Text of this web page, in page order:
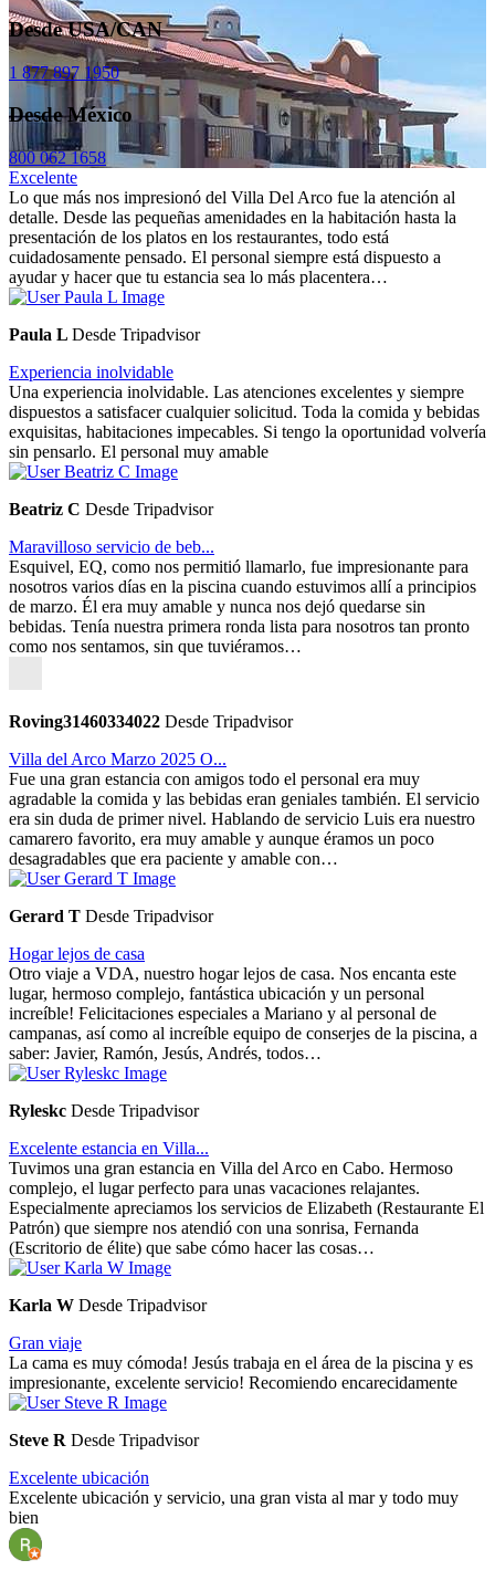
Desde USA/CAN
1 877 897 1950
Desde México
800 062 1658
Excelente
Lo que más nos impresionó del Villa Del Arco fue la atención al
detalle. Desde las pequeñas amenidades en la habitación hasta la
presentación de los platos en los restaurantes, todo está
cuidadosamente pensado. El personal siempre está dispuesto a
ayudar y hacer que tu estancia sea lo más placentera…
Paula L Desde Tripadvisor
Experiencia inolvidable
Una experiencia inolvidable. Las atenciones excelentes y siempre
dispuestos a satisfacer cualquier solicitud. Toda la comida y bebidas
exquisitas, habitaciones impecables. Si tengo la oportunidad volvería
sin pensarlo. El personal muy amable
Beatriz C Desde Tripadvisor
Maravilloso servicio de beb...
Esquivel, EQ, como nos permitió llamarlo, fue impresionante para
nosotros varios días en la piscina cuando estuvimos allí a principios
de marzo. Él era muy amable y nunca nos dejó quedarse sin
bebidas. Tenía nuestra primera ronda lista para nosotros tan pronto
como nos sentamos, sin que tuviéramos…
Roving31460334022 Desde Tripadvisor
Villa del Arco Marzo 2025 O...
Fue una gran estancia con amigos todo el personal era muy
agradable la comida y las bebidas eran geniales también. El servicio
era sin duda de primer nivel. Hablando de servicio Luis era nuestro
camarero favorito, era muy amable y aunque éramos un poco
desagradables que era paciente y amable con…
Gerard T Desde Tripadvisor
Hogar lejos de casa
Otro viaje a VDA, nuestro hogar lejos de casa. Nos encanta este
lugar, hermoso complejo, fantástica ubicación y un personal
increíble! Felicitaciones especiales a Mariano y al personal de
campanas, así como al increíble equipo de conserjes de la piscina, a
saber: Javier, Ramón, Jesús, Andrés, todos…
Ryleskc Desde Tripadvisor
Excelente estancia en Villa...
Tuvimos una gran estancia en Villa del Arco en Cabo. Hermoso
complejo, el lugar perfecto para unas vacaciones relajantes.
Especialmente apreciamos los servicios de Elizabeth (Restaurante El
Patrón) que siempre nos atendió con una sonrisa, Fernanda
(Escritorio de élite) que sabe cómo hacer las cosas…
Karla W Desde Tripadvisor
Gran viaje
La cama es muy cómoda! Jesús trabaja en el área de la piscina y es
impresionante, excelente servicio! Recomiendo encarecidamente
Steve R Desde Tripadvisor
Excelente ubicación
Excelente ubicación y servicio, una gran vista al mar y todo muy
bien